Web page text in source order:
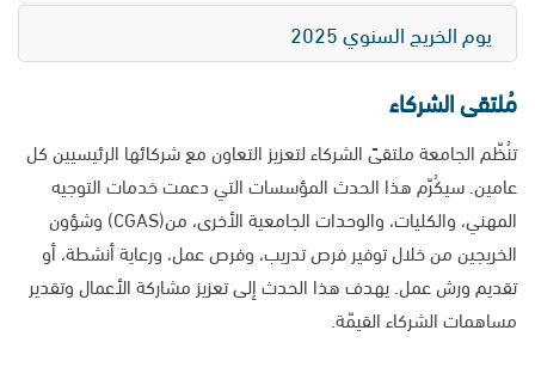
يوم الخريج السنوي 2025
مُلتقى الشركاء
تنُظّم الجامعة ملتقىً الشركاء لتعزيز التعاون مع شركائها الرئيسيين كل
عامين. سيكُرّم هذا الحدث المؤسسات التي دعمت خدمات التوجيه
المهني، والكليات، والوحدات الجامعية الأخرى، من(CGAS) وشؤون
الخريجين من خلال توفير فرص تدريب، وفرص عمل، ورعاية أنشطة، أو
تقديم ورش عمل. يهدف هذا الحدث إلى تعزيز مشاركة الأعمال وتقدير
مساهمات الشركاء القيمّة.